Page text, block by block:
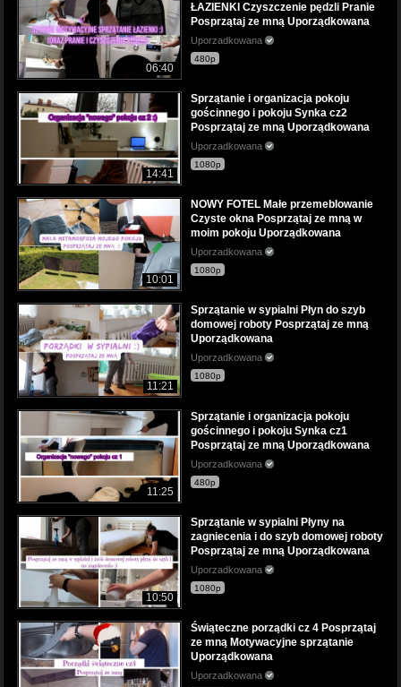
06:40
ŁAZIENKI Czyszczenie pędzli Pranie
Posprzątaj ze mną Uporządkowana
Uporzadkowana
480p
14:41
Sprzątanie i organizacja pokoju
gościnnego i pokoju Synka cz2
Posprzątaj ze mną Uporządkowana
Uporzadkowana
1080p
10:01
NOWY FOTEL Małe przemeblowanie
Czyste okna Posprzątaj ze mną w
moim pokoju Uporządkowana
Uporzadkowana
1080p
11:21
Sprzątanie w sypialni Płyn do szyb
domowej roboty Posprzątaj ze mną
Uporządkowana
Uporzadkowana
1080p
11:25
Sprzątanie i organizacja pokoju
gościnnego i pokoju Synka cz1
Posprzątaj ze mną Uporządkowana
Uporzadkowana
480p
10:50
Sprzątanie w sypialni Płyny na
zagniecenia i do szyb domowej roboty
Posprzątaj ze mną Uporządkowana
Uporzadkowana
1080p
Świąteczne porządki cz 4 Posprzątaj
ze mną Motywacyjne sprzątanie
Uporządkowana
Uporzadkowana